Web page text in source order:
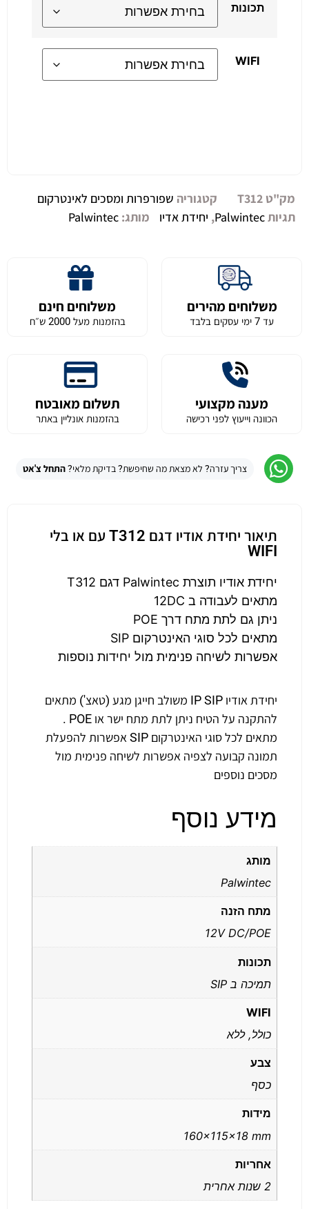
תכונות
WIFI
מק"ט T312 קטגוריה שפורפרות ומסכים לאינטרקום
תגיותPalwintec
, יחידת אדיו מותג:Palwintec
משלוחים מהירים
עד 7 ימי עסקים בלבד
משלוחים חינם
בהזמנות מעל 2000 ש״ח
מענה מקצועי
הכוונה וייעוץ לפני רכישה
תשלום מאובטח
בהזמנות אונליין באתר
צריך עזרה? לא מצאת מה שחיפשת? בדיקת מלאי?התחל צ'אט
תיאור יחידת אודיו דגם T312 עם או בלי
WIFI
יחידת אודיו תוצרת Palwintec דגם T312
מתאים לעבודה ב 12DC
ניתן גם לתת מתח דרך POE
מתאים לכל סוגי האינטרקום SIP
אפשרות לשיחה פנימית מול יחידות נוספות
יחידת אודיו IP SIP משולב חייגן מגע (טאצ') מתאים
להתקנה על הטיח ניתן לתת מתח ישר או POE .
מתאים לכל סוגי האינטרקום SIP אפשרות להפעלת
תמונה קבועה לצפיה אפשרות לשיחה פנימית מול
מסכים נוספים
מידע נוסף
מותג
Palwintec
מתח הזנה
12V DC/POE
תכונות
תמיכה ב SIP
WIFI
כולל, ללא
צבע
כסף
מידות
160x115x18 mm
אחריות
2 שנות אחרית